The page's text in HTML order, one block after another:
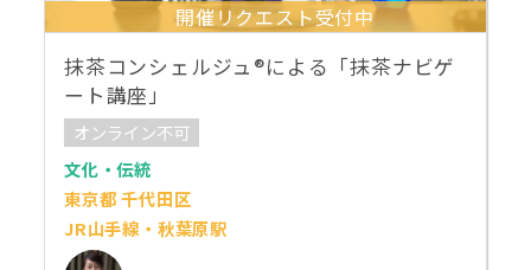
開催リクエスト受付中
抹茶コンシェルジュ®による「抹茶ナビゲ
ート講座」
オンライン不可
文化・伝統
東京都 千代田区
JR山手線・秋葉原駅